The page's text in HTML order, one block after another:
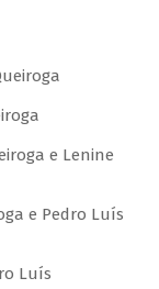
e Lenine
e Pedro Luís
Luís